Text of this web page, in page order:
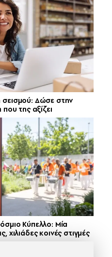
Δώσε στην
της αξίζει
Kύπελλο: Μία
κοινές στιγμές